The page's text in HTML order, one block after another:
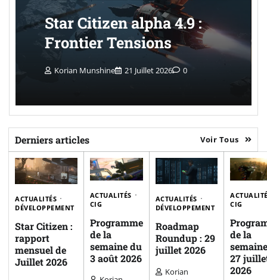
Star Citizen alpha 4.9 :
Frontier Tensions
Korian Munshine 21 Juillet 2026 0
Derniers articles Voir Tous
ACTUALITÉS
DÉVELOPPEMENT
Star Citizen :
rapport
mensuel de
Juillet 2026
ACTUALITÉS
CIG
Programme
de la
semaine du
3 août 2026
ACTUALITÉS
DÉVELOPPEMENT
Roadmap
Roundup : 29
juillet 2026
Korian
CIG
de la
27
2026